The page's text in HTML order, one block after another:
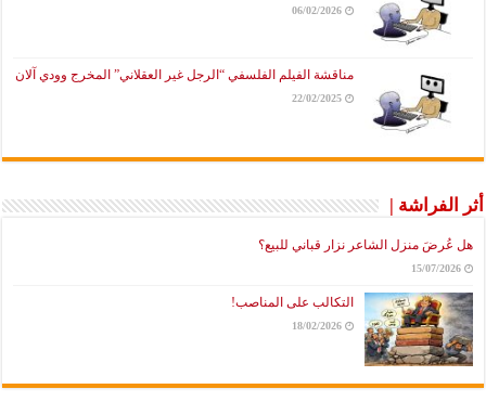
06/02/2026
مناقشة الفيلم الفلسفي “الرجل غير العقلاني” المخرج وودي آلان
22/02/2025
أثر الفراشة |
هل عُرضَ منزل الشاعر نزار قباني للبيع؟
15/07/2026
التكالب على المناصب!
18/02/2026